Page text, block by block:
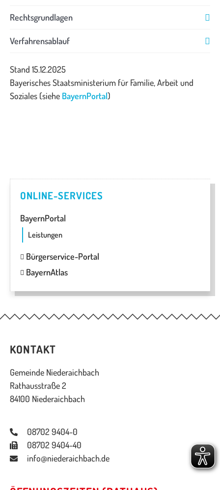
Rechtsgrundlagen
Verfahrensablauf
Stand 15.12.2025
Bayerisches Staatsministerium für Familie, Arbeit und
Soziales (siehe BayernPortal)
ONLINE-SERVICES
BayernPortal
Leistungen
Bürgerservice-Portal
BayernAtlas
KONTAKT
Gemeinde Niederaichbach
Rathausstraße 2
84100 Niederaichbach
08702 9404-0
08702 9404-40
info@niederaichbach.de